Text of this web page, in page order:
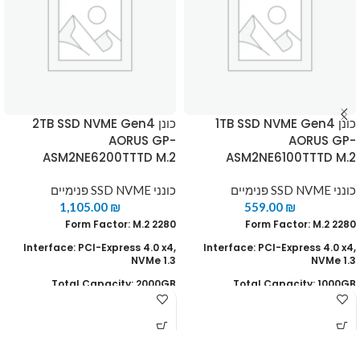
כונן 1TB SSD NVME Gen4
AORUS GP-
ASM2NE6100TTTD M.2
כונני SSD NVME פנימיים
559.00 ₪
Form Factor: M.2 2280
Interface: PCI-Express 4.0 x4,
NVMe 1.3
Total Capacity: 1000GB
Read Speed : up to 5000 MB
Write speed : up to 4400 MB/s
כונן 2TB SSD NVME Gen4
AORUS GP-
ASM2NE6200TTTD M.2
כונני SSD NVME פנימיים
1,105.00 ₪
Form Factor: M.2 2280
Interface: PCI-Express 4.0 x4,
NVMe 1.3
Total Capacity: 2000GB
Read Speed : up to 5000 MB
Write speed : up to 4400 MB/s